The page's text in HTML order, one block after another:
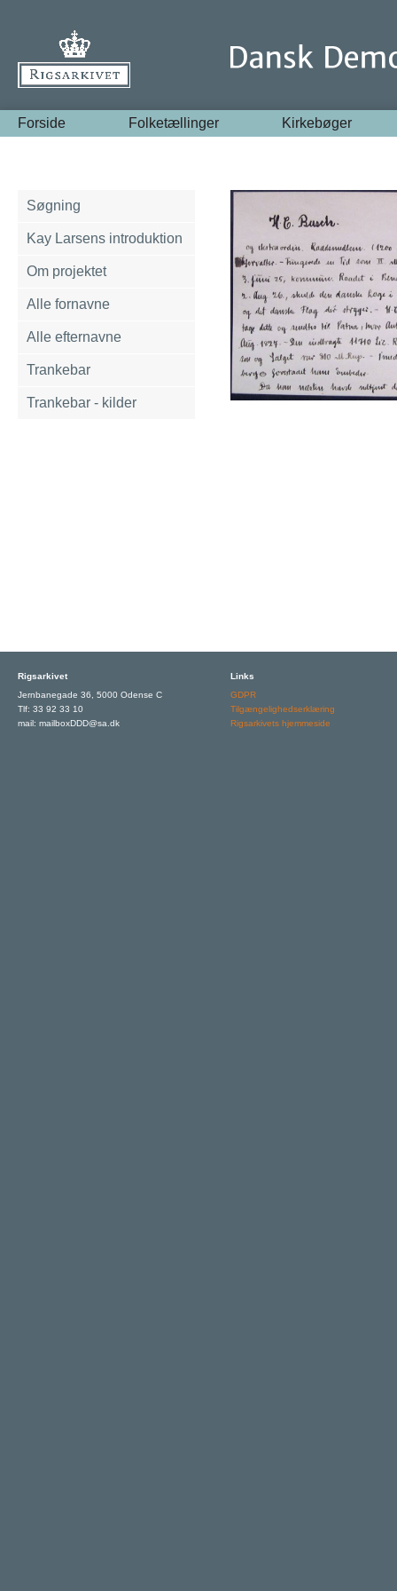
Forside Folketællinger Kirkebøger
Søgning
Kay Larsens introduktion
Om projektet
Alle fornavne
Alle efternavne
Trankebar
Trankebar - kilder
Rigsarkivet
Jernbanegade 36, 5000 Odense C
Tlf: 33 92 33 10
mail: mailboxDDD@sa.dk
Links
GDPR
Tilgængelighedserklæring
Rigsarkivets hjemmeside